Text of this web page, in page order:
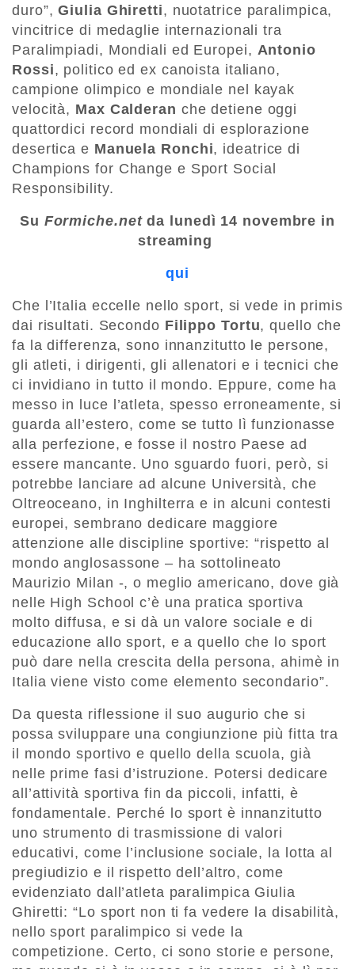
duro”,Giulia Ghiretti, nuotatrice paralimpica,
vincitrice di medaglie internazionali tra
Paralimpiadi, Mondiali ed Europei, Antonio
Rossi, politico ed ex canoista italiano,
campione olimpico e mondiale nel kayak
velocità, Max Calderan che detiene oggi
quattordici record mondiali di esplorazione
desertica e Manuela Ronchi, ideatrice di
Champions for Change e Sport Social
Responsibility.
Su Formiche.netda lunedì 14 novembre in
streaming
qui
Che l’Italia eccelle nello sport, si vede in primis
dai risultati. Secondo Filippo Tortu, quello che
fa la differenza, sono innanzitutto le persone,
gli atleti, i dirigenti, gli allenatori e i tecnici che
ci invidiano in tutto il mondo. Eppure, come ha
messo in luce l’atleta, spesso erroneamente, si
guarda all’estero, come se tutto lì funzionasse
alla perfezione, e fosse il nostro Paese ad
essere mancante. Uno sguardo fuori, però, si
potrebbe lanciare ad alcune Università, che
Oltreoceano, in Inghilterra e in alcuni contesti
europei, sembrano dedicare maggiore
attenzione alle discipline sportive: “rispetto al
mondo anglosassone – ha sottolineato
Maurizio Milan -, o meglio americano, dove già
nelle High School c’è una pratica sportiva
molto diffusa, e si dà un valore sociale e di
educazione allo sport, e a quello che lo sport
può dare nella crescita della persona, ahimè in
Italia viene visto come elemento secondario”.
Da questa riflessione il suo augurio che si
possa sviluppare una congiunzione più fitta tra
il mondo sportivo e quello della scuola, già
nelle prime fasi d’istruzione. Potersi dedicare
all’attività sportiva fin da piccoli, infatti, è
fondamentale. Perché lo sport è innanzitutto
uno strumento di trasmissione di valori
educativi, come l’inclusione sociale, la lotta al
pregiudizio e il rispetto dell’altro, come
evidenziato dall’atleta paralimpica Giulia
Ghiretti: “Lo sport non ti fa vedere la disabilità,
nello sport paralimpico si vede la
competizione. Certo, ci sono storie e persone,